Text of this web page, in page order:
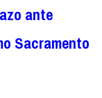
ante
Sacramento